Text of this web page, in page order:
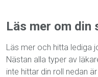
Läs mer om din
Läs mer och hitta lediga
Nästan alla typer av
inte hittar din roll nedan